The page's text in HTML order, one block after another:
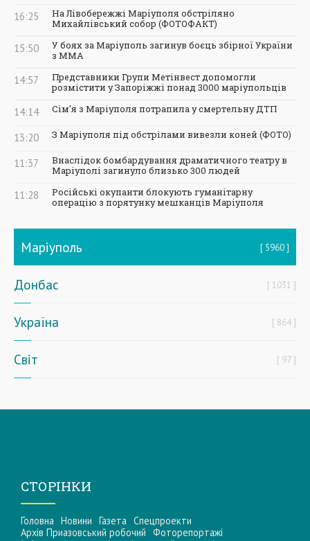
16:25
На Лівобережжі Маріуполя обстріляно
Михайлівський собор (ФОТОФАКТ)
15:50
У боях за Маріуполь загинув боєць збірної України
з ММА
14:57
Представники Групи Метінвест допомогли
розмістити у Запоріжжі понад 3000 маріупольців
14:14 Сім'я з Маріуполя потрапила у смертельну ДТП
13:20 З Маріуполя під обстрілами вивезли коней (ФОТО)
11:37
Внаслідок бомбардування драматичного театру в
Маріуполі загинуло близько 300 людей
11:28
Російські окупанти блокують гуманітарну
операцію з порятунку мешканців Маріуполя
Маріуполь 5960
Донбас 1031
Україна 864
Світ 97
СТОРІНКИ
Головна Новини Газета Спецпроекти
Архів Приазовський робочий Фоторепортажі